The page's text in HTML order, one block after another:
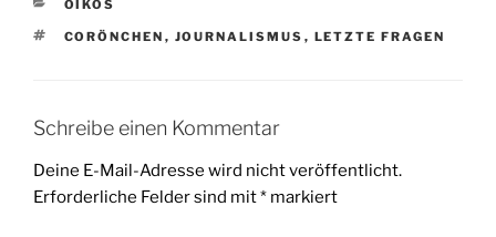
KATEGORIEN
OIKOS
SCHLAGWÖRTER
CORÖNCHEN , JOURNALISMUS , LETZTE FRAGEN
Schreibe einen Kommentar
Deine E-Mail-Adresse wird nicht veröffentlicht.
Erforderliche Felder sind mit* markiert